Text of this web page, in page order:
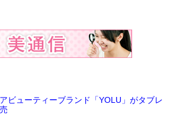
ビューティーブランド「YOLU」がタブレ